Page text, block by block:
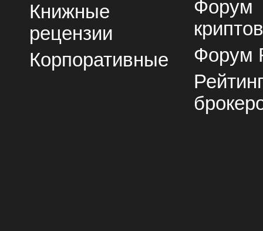
Книжные
рецензии
Корпоративные
Форум
Форум